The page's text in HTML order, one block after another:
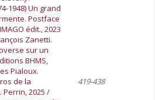
1948) Un grand
Postface
édit., 2023
Zanetti.
sur un
BHMS,
Pialoux.
de la
Perrin, 2025 /
419-438